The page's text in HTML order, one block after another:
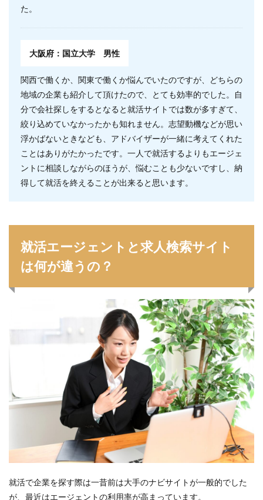
た。
大阪府：国立大学 男性
関西で働くか、関東で働くか悩んでいたのですが、どちらの
地域の企業も紹介して頂けたので、とても効率的でした。自
分で会社探しをするとなると就活サイトでは数が多すぎて、
絞り込めていなかったかも知れません。志望動機などが思い
浮かばないときなども、アドバイザーが一緒に考えてくれた
ことはありがたかったです。一人で就活するよりもエージェ
ントに相談しながらのほうが、悩むことも少ないですし、納
得して就活を終えることが出来ると思います。
就活エージェントと求人検索サイト
は何が違うの？
就活で企業を探す際は一昔前は大手のナビサイトが一般的でした
が、最近はエージェントの利用率が高まっています。